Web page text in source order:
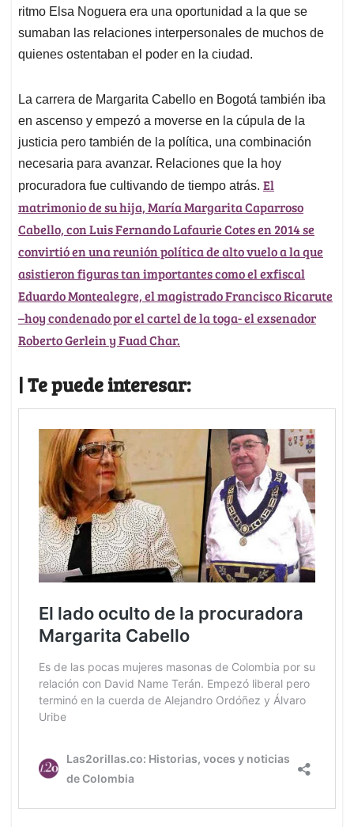
ritmo Elsa Noguera era una oportunidad a la que se
sumaban las relaciones interpersonales de muchos de
quienes ostentaban el poder en la ciudad.
La carrera de Margarita Cabello en Bogotá también iba
en ascenso y empezó a moverse en la cúpula de la
justicia pero también de la política, una combinación
necesaria para avanzar. Relaciones que la hoy
procuradora fue cultivando de tiempo atrás. El
matrimonio de su hija, María Margarita Caparroso
Cabello, con Luis Fernando Lafaurie Cotes en 2014 se
convirtió en una reunión política de alto vuelo a la que
asistieron figuras tan importantes como el exfiscal
Eduardo Montealegre, el magistrado Francisco Ricarute
–hoy condenado por el cartel de la toga- el exsenador
Roberto Gerlein y Fuad Char.
| Te puede interesar: